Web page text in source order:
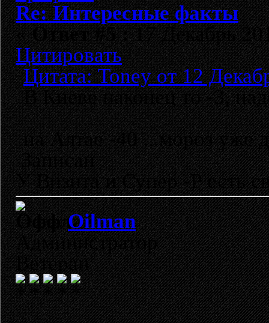
Re: Интересные факты
«Ответ #5 :17 Декабрь
Цитировать
Цитата: Toney от 12
В Киеве наконец то -3,
на Алтае -40 ...мороз уже
Записан
У Визита и Супер -Р есть
Oilman
Администратор
Ветеран